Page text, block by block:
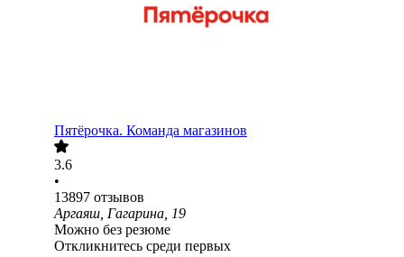
Пятёрочка. Команда магазинов
3.6
•
13897 отзывов
Аргаяш, Гагарина, 19
Можно без резюме
Откликнитесь среди первых